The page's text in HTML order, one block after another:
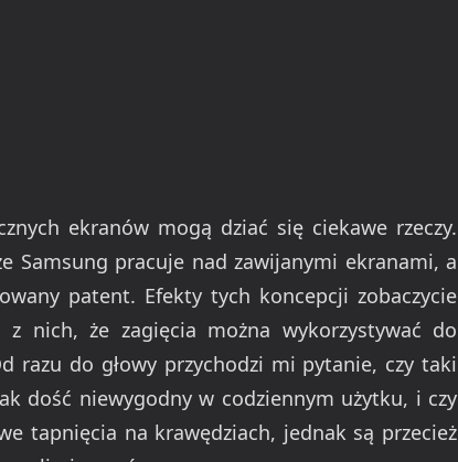
ekranów mogą dziać się ciekawe rzeczy.
Samsung pracuje nad zawijanymi ekranami, a
patent. Efekty tych koncepcji zobaczycie
z nich, że zagięcia można wykorzystywać do
razu do głowy przychodzi mi pytanie, czy taki
dość niewygodny w codziennym użytku, i czy
tapnięcia na krawędziach, jednak są przecież